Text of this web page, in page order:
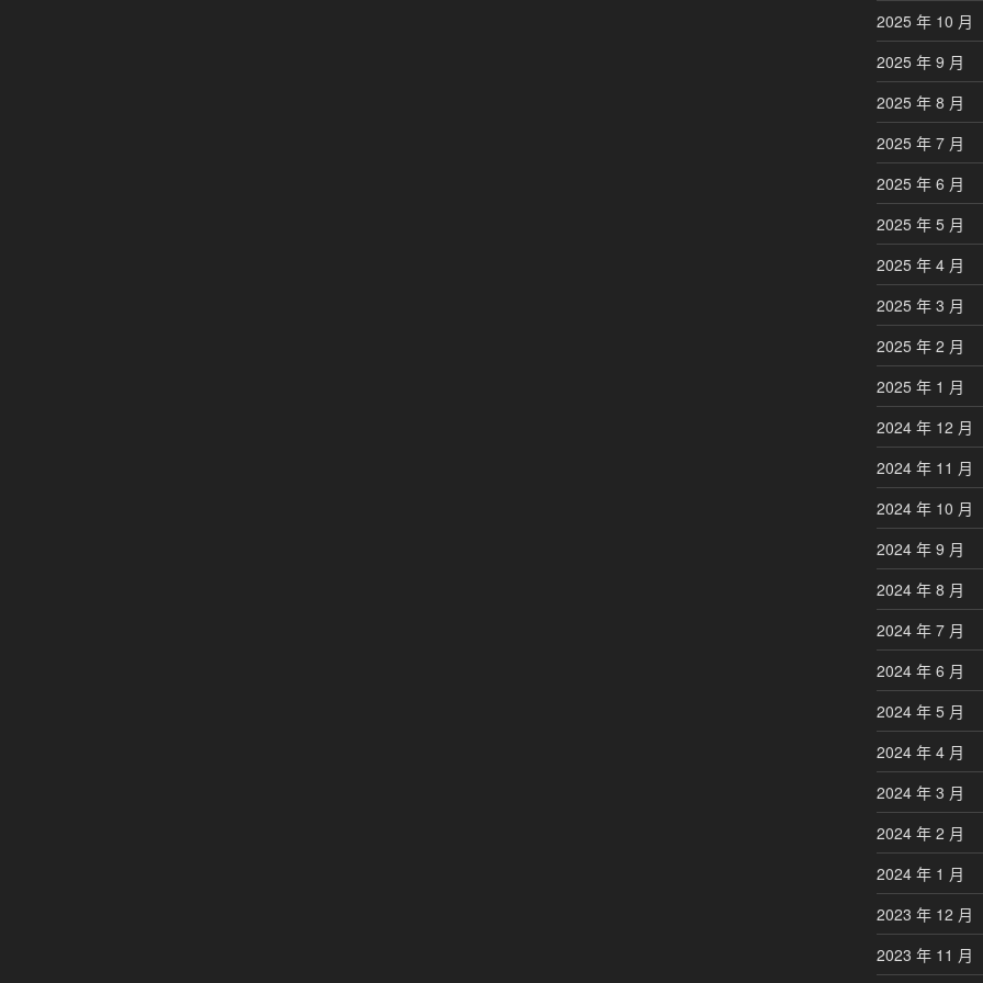
2025 年 10 月
2025 年 9 月
2025 年 8 月
2025 年 7 月
2025 年 6 月
2025 年 5 月
2025 年 4 月
2025 年 3 月
2025 年 2 月
2025 年 1 月
2024 年 12 月
2024 年 11 月
2024 年 10 月
2024 年 9 月
2024 年 8 月
2024 年 7 月
2024 年 6 月
2024 年 5 月
2024 年 4 月
2024 年 3 月
2024 年 2 月
2024 年 1 月
2023 年 12 月
2023 年 11 月